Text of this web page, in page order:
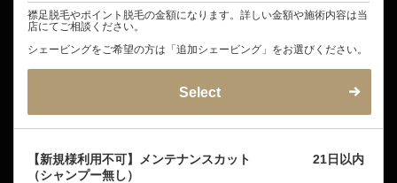
襟足脱毛やポイント脱毛の金額になります。詳しい金額や施術内容は当
店にてご相談ください。
シェービングをご希望の方は「追加シェービング」をお選びください。
Select
【新規様利用不可】メンテナンスカット 21日以内
（シャンプー無し）